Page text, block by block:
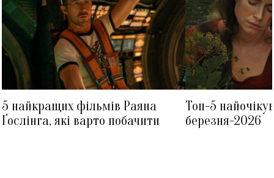
5 найкращих фільмів Раяна
Ґослінга, які варто побачити
Топ-5
березня-2026